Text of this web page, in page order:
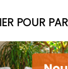
POUR